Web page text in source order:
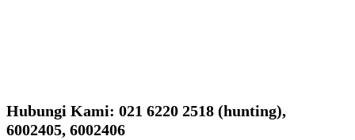
Hubungi Kami: 021 6220 2518 (hunting),
6002405, 6002406